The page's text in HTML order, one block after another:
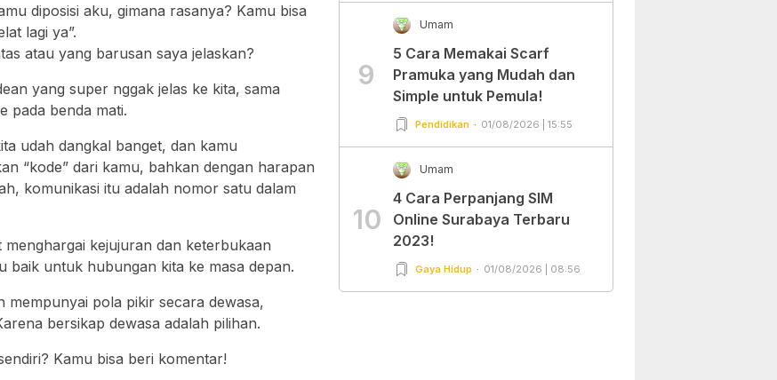
diposisi aku, gimana rasanya? Kamu bisa
lagi ya”.
atau yang barusan saya jelaskan?
yang super nggak jelas ke kita, sama
pada benda mati.
udah dangkal banget, dan kamu
“kode” dari kamu, bahkan dengan harapan
komunikasi itu adalah nomor satu dalam
menghargai kejujuran dan keterbukaan
baik untuk hubungan kita ke masa depan.
pola pikir secara dewasa,
bersikap dewasa adalah pilihan.
Kamu bisa beri komentar!
9
Umam
5 Cara Memakai Scarf
Pramuka yang Mudah dan
Simple untuk Pemula!
Pendidikan 01/08/2026 | 15:55
10
Umam
4 Cara Perpanjang SIM
Online Surabaya Terbaru
2023!
Gaya Hidup 01/08/2026 | 08:56